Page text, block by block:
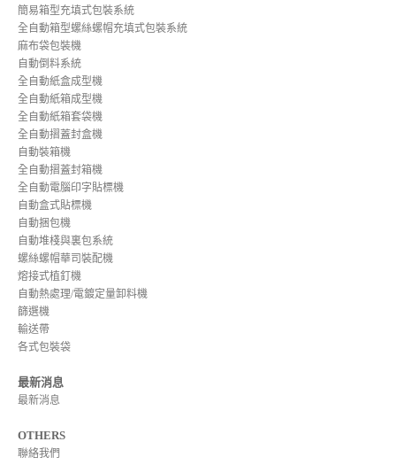
簡易箱型充填式包裝系統
全自動箱型螺絲螺帽充填式包裝系統
麻布袋包裝機
自動倒料系統
全自動紙盒成型機
全自動紙箱成型機
全自動紙箱套袋機
全自動摺蓋封盒機
自動裝箱機
全自動摺蓋封箱機
全自動電腦印字貼標機
自動盒式貼標機
自動捆包機
自動堆棧與裏包系統
螺絲螺帽華司裝配機
熔接式植釘機
自動熱處理/電鍍定量卸料機
篩選機
輸送帶
各式包裝袋
最新消息
最新消息
OTHERS
聯絡我們